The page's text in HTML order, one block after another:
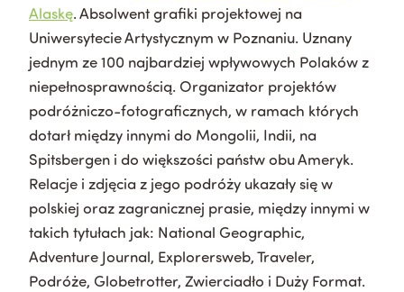
Alaskę.Absolwent grafiki projektowej na
Uniwersytecie Artystycznym w Poznaniu. Uznany
jednym ze 100 najbardziej wpływowych Polaków z
niepełnosprawnością. Organizator projektów
podróżniczo-fotograficznych, w ramach których
dotarł między innymi do Mongolii, Indii, na
Spitsbergen i do większości państw obu Ameryk.
Relacje i zdjęcia z jego podróży ukazały się w
polskiej oraz zagranicznej prasie, między innymi w
takich tytułach jak: National Geographic,
Adventure Journal, Explorersweb, Traveler,
Podróże, Globetrotter, Zwierciadło i Duży Format.